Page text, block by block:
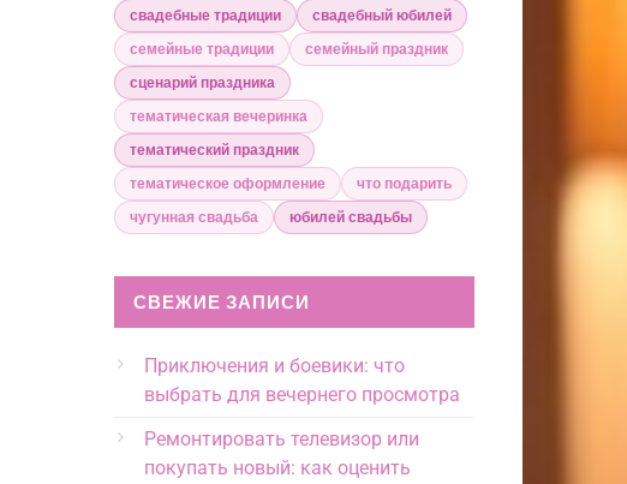
свадебные традиции
свадебный юбилей
семейные традиции
семейный праздник
сценарий праздника
тематическая вечеринка
тематический праздник
тематическое оформление
что подарить
чугунная свадьба
юбилей свадьбы
СВЕЖИЕ ЗАПИСИ
Приключения и боевики: что
выбрать для вечернего просмотра
Ремонтировать телевизор или
покупать новый: как оценить